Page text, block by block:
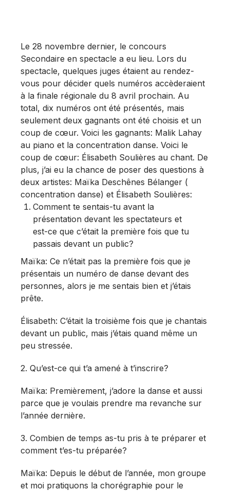
Le 28 novembre dernier, le concours
Secondaire en spectacle a eu lieu. Lors du
spectacle, quelques juges étaient au rendez-
vous pour décider quels numéros accèderaient
à la finale régionale du 8 avril prochain. Au
total, dix numéros ont été présentés, mais
seulement deux gagnants ont été choisis et un
coup de cœur. Voici les gagnants: Malik Lahay
au piano et la concentration danse. Voici le
coup de cœur: Élisabeth Soulières au chant. De
plus, j’ai eu la chance de poser des questions à
deux artistes: Maïka Deschênes Bélanger (
concentration danse) et Élisabeth Soulières:
Comment te sentais-tu avant la
présentation devant les spectateurs et
est-ce que c’était la première fois que tu
passais devant un public?
Maïka: Ce n’était pas la première fois que je
présentais un numéro de danse devant des
personnes, alors je me sentais bien et j’étais
prête.
Élisabeth: C’était la troisième fois que je chantais
devant un public, mais j’étais quand même un
peu stressée.
2. Qu’est-ce qui t’a amené à t’inscrire?
Maïka: Premièrement, j’adore la danse et aussi
parce que je voulais prendre ma revanche sur
l’année dernière.
3. Combien de temps as-tu pris à te préparer et
comment t’es-tu préparée?
Maïka: Depuis le début de l’année, mon groupe
et moi pratiquons la chorégraphie pour le